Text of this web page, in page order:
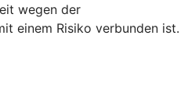
wegen der
einem Risiko verbunden ist.